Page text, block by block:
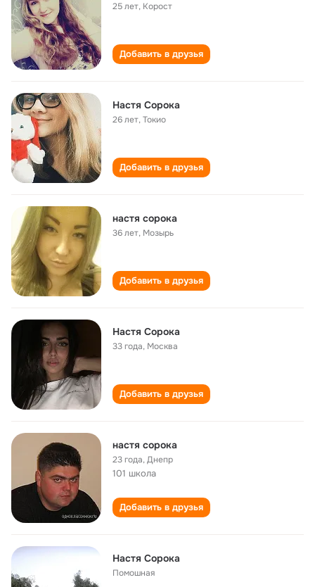
25 лет, Корост
Добавить в друзья
Настя Сорока
26 лет,Токио
Добавить в друзья
настя сорока
36 лет, Мозырь
Добавить в друзья
Настя Сорока
33 года, Москва
Добавить в друзья
настя сорока
23 года,Днепр
101 школа
Добавить в друзья
Настя Сорока
Помошная